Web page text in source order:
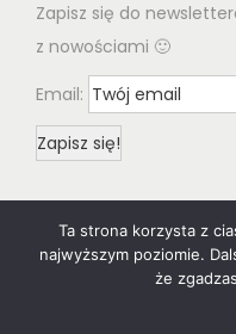
Zapisz się do
z nowościami 🙂
Email:
© 2020 WoostifyPrivacy
&
Ta strona korzysta z
najwyższym poziomie.
że